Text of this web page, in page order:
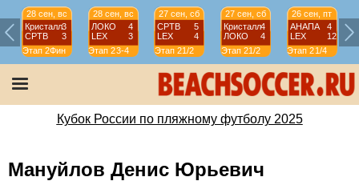
28 сен, вс
Кристалл3
СРТВ
3
Этап 2Фин
28 сен, вс
ЛОКО
4
LEX
3
Этап 23-4
27 сен, сб
СРТВ
5
LEX
4
Этап 21/2
27 сен, сб
Кристалл4
ЛОКО
4
Этап 21/2
26 сен, пт
АНАПА
4
LEX
12
Этап 21/4
Кубок России по пляжному футболу 2025
Мануйлов Денис Юрьевич